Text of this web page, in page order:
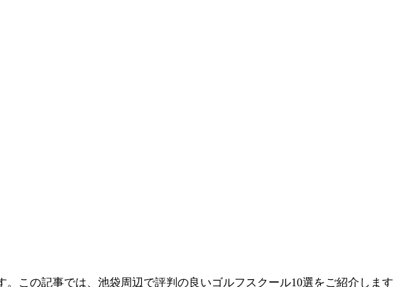
この記事では、池袋周辺で評判の良いゴルフスクール10選をご紹介します